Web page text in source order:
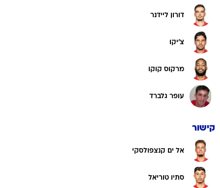
דורון ליידנר
צ'יקו
מרקוס קוקו
עופר גלברד
קישור
אל ים קנצפולסקי
סתיו טוריאל